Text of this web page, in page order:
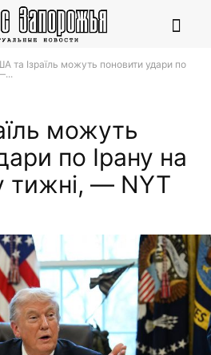
та Ізраїль можуть поновити удари по
можуть
по Ірану на
тижні, — NYT